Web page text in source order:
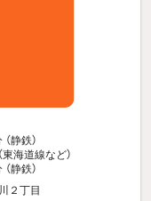
（静鉄）
東海道線など）
（静鉄）
２丁目